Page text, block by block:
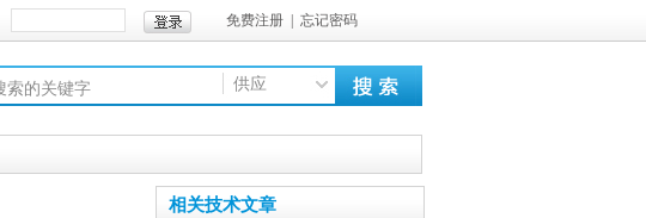
免费注册 忘记密码
供应
相关技术文章